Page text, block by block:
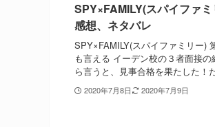
SPY×FAMILY(スパイファ
感想、ネタバレ
SPY×FAMILY(スパイファミリー)
も言える イーデン校の３者面接
ら言うと、見事合格を果たした！
2020年7月8日 2020年7月9日